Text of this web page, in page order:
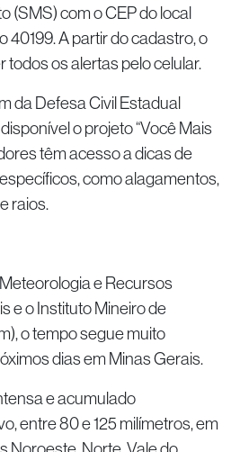
(SMS) com o CEP do local
40199. A partir do cadastro, o
os alertas pelo celular.
da Defesa Civil Estadual
o projeto “Você Mais
têm acesso a dicas de
como alagamentos,
raios.
e Recursos
e o Instituto Mineiro de
o tempo segue muito
dias em Minas Gerais.
e acumulado
entre 80 e 125 milímetros, em